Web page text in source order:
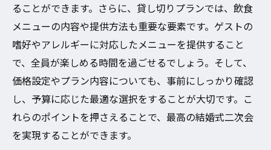
ることができます。さらに、貸し切りプランでは、飲食
メニューの内容や提供方法も重要な要素です。ゲストの
嗜好やアレルギーに対応したメニューを提供すること
で、全員が楽しめる時間を過ごせるでしょう。そして、
価格設定やプラン内容についても、事前にしっかり確認
し、予算に応じた最適な選択をすることが大切です。こ
れらのポイントを押さえることで、最高の結婚式二次会
を実現することができます。